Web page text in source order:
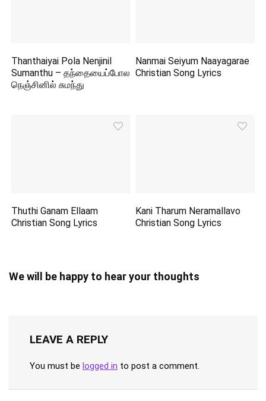
Thanthaiyai Pola Nenjinil
Sumanthu – தந்தையைப்போல
நெஞ்சினில் சுமந்து
Nanmai Seiyum Naayagarae
Christian Song Lyrics
Thuthi Ganam Ellaam
Christian Song Lyrics
Kani Tharum Neramallavo
Christian Song Lyrics
We will be happy to hear your thoughts
LEAVE A REPLY
You must be logged in to post a comment.